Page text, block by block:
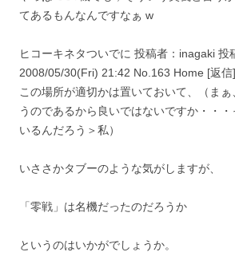
てあるもんなんですなぁ w
ヒコーキネタついでに 投稿者：inagaki 投
2008/05/30(Fri) 21:42 No.163 Home [返信]
この場所が適切かは置いておいて、（ま
うのであるから良いではないですか・・
いるんだろう＞私）
いささかタブーのような気がしますが、
「零戦」は名機だったのだろうか
というのはいかがでしょうか。